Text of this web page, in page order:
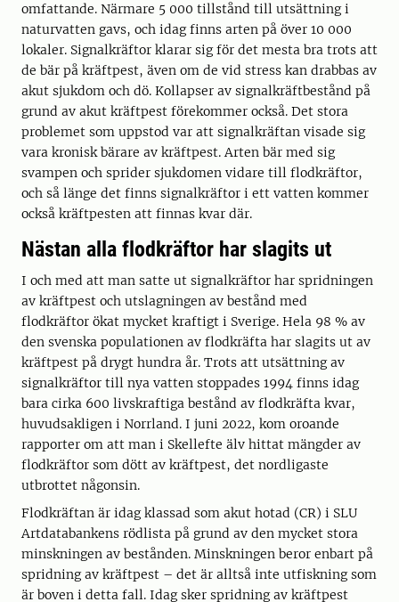
omfattande. Närmare 5 000 tillstånd till utsättning i
naturvatten gavs, och idag finns arten på över 10 000
lokaler. Signalkräftor klarar sig för det mesta bra trots att
de bär på kräftpest, även om de vid stress kan drabbas av
akut sjukdom och dö. Kollapser av signalkräftbestånd på
grund av akut kräftpest förekommer också. Det stora
problemet som uppstod var att signalkräftan visade sig
vara kronisk bärare av kräftpest. Arten bär med sig
svampen och sprider sjukdomen vidare till flodkräftor,
och så länge det finns signalkräftor i ett vatten kommer
också kräftpesten att finnas kvar där.
Nästan alla flodkräftor har slagits ut
I och med att man satte ut signalkräftor har spridningen
av kräftpest och utslagningen av bestånd med
flodkräftor ökat mycket kraftigt i Sverige. Hela 98 % av
den svenska populationen av flodkräfta har slagits ut av
kräftpest på drygt hundra år. Trots att utsättning av
signalkräftor till nya vatten stoppades 1994 finns idag
bara cirka 600 livskraftiga bestånd av flodkräfta kvar,
huvudsakligen i Norrland. I juni 2022, kom oroande
rapporter om att man i Skellefte älv hittat mängder av
flodkräftor som dött av kräftpest, det nordligaste
utbrottet någonsin.
Flodkräftan är idag klassad som akut hotad (CR) i SLU
Artdatabankens rödlista på grund av den mycket stora
minskningen av bestånden. Minskningen beror enbart på
spridning av kräftpest – det är alltså inte utfiskning som
är boven i detta fall. Idag sker spridning av kräftpest